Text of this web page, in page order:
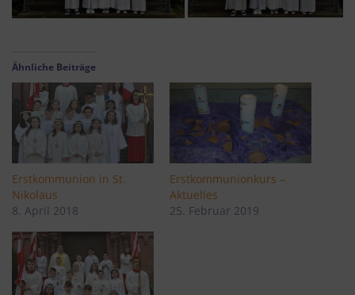
Ähnliche Beiträge
Erstkommunion in St.
Nikolaus
8. April 2018
Erstkommunionkurs –
Aktuelles
25. Februar 2019